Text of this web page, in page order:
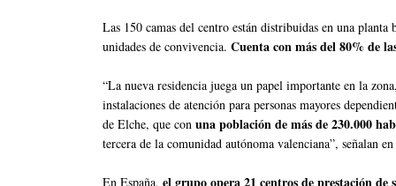
Las 150 camas del centro están distribuidas en una
unidades de convivencia. Cuenta con más del 80% de
“La nueva residencia juega un papel importante en la
instalaciones de atención para personas mayores
de Elche, que con una población de más de 230.000
tercera de la comunidad autónoma valenciana”, señalan
En España, el grupo opera 21 centros de prestación de